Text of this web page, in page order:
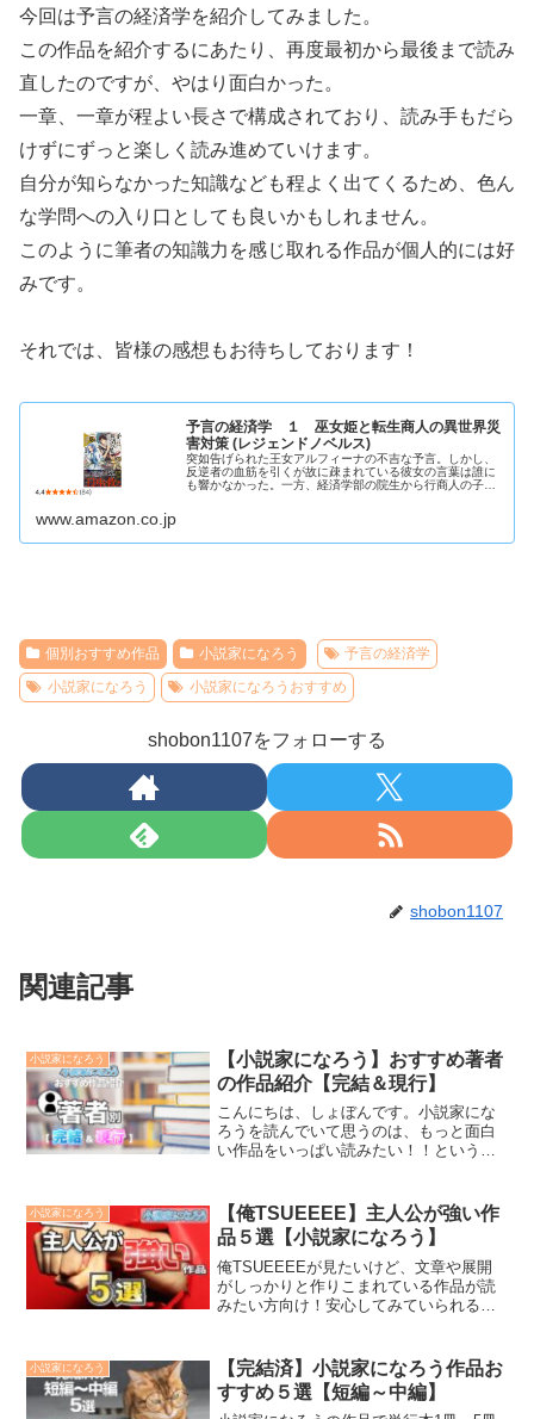
今回は予言の経済学を紹介してみました。
この作品を紹介するにあたり、再度最初から最後まで読み
直したのですが、やはり面白かった。
一章、一章が程よい長さで構成されており、読み手もだら
けずにずっと楽しく読み進めていけます。
自分が知らなかった知識なども程よく出てくるため、色ん
な学問への入り口としても良いかもしれません。
このように筆者の知識力を感じ取れる作品が個人的には好
みです。
それでは、皆様の感想もお待ちしております！
予言の経済学 １ 巫女姫と転生商人の異世界災
害対策 (レジェンドノベルス)
突如告げられた王女アルフィーナの不吉な予言。しかし、
反逆者の血筋を引くが故に疎まれている彼女の言葉は誰に
も響かなかった。一方、経済学部の院生から行商人の子に
www.amazon.co.jp
個別おすすめ作品 小説家になろう
予言の経済学
小説家になろう
小説家になろうおすすめ
shobon1107をフォローする
shobon1107
関連記事
小説家になろう
【小説家になろう】おすすめ著者
の作品紹介【完結＆現行】
こんにちは、しょぼんです。小説家にな
ろうを読んでいて思うのは、もっと面白
い作品をいっぱい読みたい！！というこ
えない作品が入り乱れております。そこ
でおすすめしたいのが、自...
小説家になろう
【俺TSUEEEE】主人公が強い作
品５選【小説家になろう】
俺TSUEEEEが見たいけど、文章や展開
がしっかりと作りこまれている作品が読
みたい方向け！安心してみていられる主
小説家になろう
【完結済】小説家になろう作品お
すすめ５選【短編～中編】